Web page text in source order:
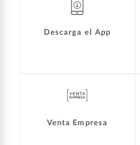
Descarga el App
Venta Empresa